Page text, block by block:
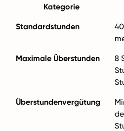
Kategorie
Standardstunden
Maximale Überstunden
8
Überstundenvergütung